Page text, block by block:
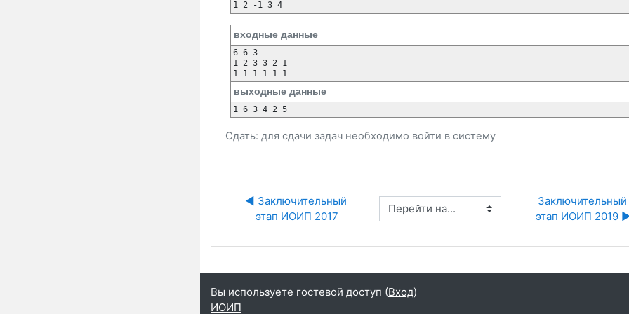
1 2 -1 3 4
входные данные
6 6 3
1 2 3 3 2 1
1 1 1 1 1 1
выходные данные
1 6 3 4 2 5
Сдать: для сдачи задач необходимо войти в систему
◀︎ Заключительный
этап ИОИП 2017
Перейти на...
Заключительный
этап ИОИП 2019
Вы используете гостевой доступ (Вход)
ИОИП